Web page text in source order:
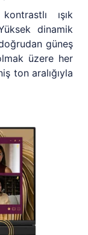
ışık
dinamik
güneş
üzere her
ton aralığıyla